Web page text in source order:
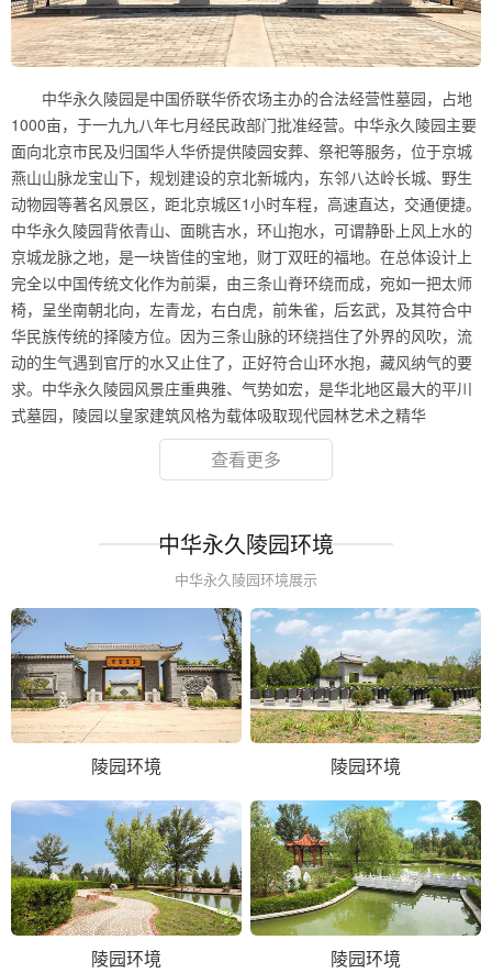
中华永久陵园是中国侨联华侨农场主办的合法经营性墓园，占地
1000亩，于一九九八年七月经民政部门批准经营。中华永久陵园主要
面向北京市民及归国华人华侨提供陵园安葬、祭祀等服务，位于京城
燕山山脉龙宝山下，规划建设的京北新城内，东邻八达岭长城、野生
动物园等著名风景区，距北京城区1小时车程，高速直达，交通便捷。
中华永久陵园背依青山、面眺吉水，环山抱水，可谓静卧上风上水的
京城龙脉之地，是一块皆佳的宝地，财丁双旺的福地。在总体设计上
完全以中国传统文化作为前渠，由三条山脊环绕而成，宛如一把太师
椅，呈坐南朝北向，左青龙，右白虎，前朱雀，后玄武，及其符合中
华民族传统的择陵方位。因为三条山脉的环绕挡住了外界的风吹，流
动的生气遇到官厅的水又止住了，正好符合山环水抱，藏风纳气的要
求。中华永久陵园风景庄重典雅、气势如宏，是华北地区最大的平川
式墓园，陵园以皇家建筑风格为载体吸取现代园林艺术之精华
查看更多
中华永久陵园环境
中华永久陵园环境展示
陵园环境 陵园环境
陵园环境 陵园环境